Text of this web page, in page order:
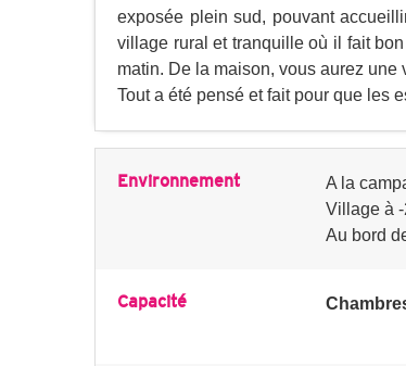
exposée plein sud, pouvant
village rural et tranquille où il fait
matin. De la maison, vous aurez
Tout a été pensé et fait pour que les
Environnement
A la
Village à
Au bord
Capacité